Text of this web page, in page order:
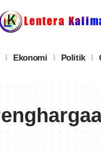
Ekonomi Politik